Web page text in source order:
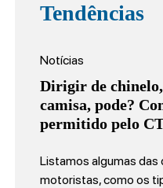
Tendências
Notícias
Dirigir de chinelo,
camisa, pode?
permitido pelo
Listamos algumas das
motoristas, como os